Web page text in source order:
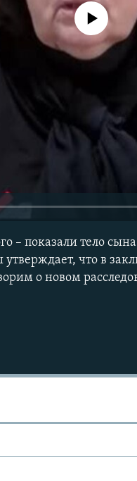
No media source
показали тело
что в
о новом